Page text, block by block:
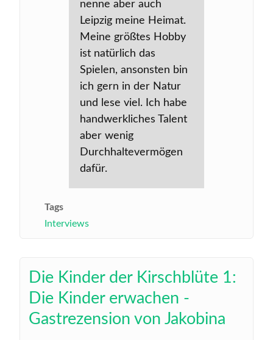
nenne aber auch
Leipzig meine Heimat.
Meine größtes Hobby
ist natürlich das
Spielen, ansonsten bin
ich gern in der Natur
und lese viel. Ich habe
handwerkliches Talent
aber wenig
Durchhaltevermögen
dafür.
Tags
Interviews
Die Kinder der Kirschblüte 1:
Die Kinder erwachen -
Gastrezension von Jakobina